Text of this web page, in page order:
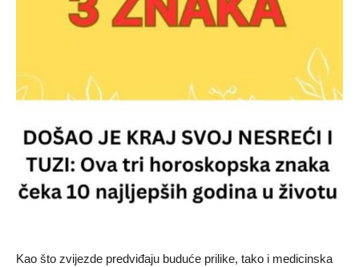
Kao što zvijezde predviđaju buduće prilike, tako i medicinska